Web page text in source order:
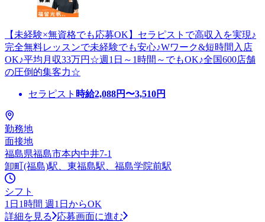
【未経験×無資格でも応募OK】セラピストで高収入を実現♪
完全無料レッスンで未経験でも安心♪Wワーク&短時間入店
OK♪平均月収33万円☆週1日～1時間～でもOK♪全国600店舗
の圧倒的集客力☆
セラピスト 時給2,088円〜3,510円
勤務地
面接地
福島県福島市本内中井7-1
卸町(福島)駅、東福島駅、福島学院前駅
シフト
1日1時間 週1日からOK
詳細を見る
応募画面に進む